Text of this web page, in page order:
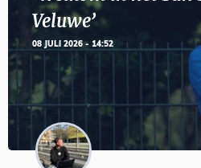
Veluwe’
08 JULI 2026 - 14:52